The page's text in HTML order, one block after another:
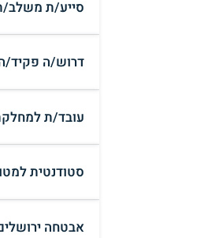
סייע/ת
דרוש/ה
עובד/ת
סטודנטית
אבטחה